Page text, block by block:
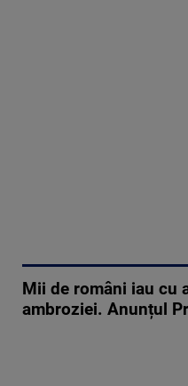
Mii de români iau cu
ambroziei. Anunțul